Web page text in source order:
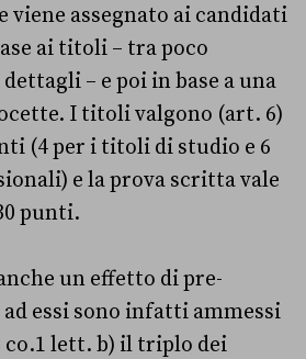
viene assegnato ai candidati
ai titoli – tra poco
– e poi in base a una
I titoli valgono (art. 6)
(4 per i titoli di studio e 6
e la prova scritta vale
punti.
un effetto di pre-
ad essi sono infatti ammessi
lett. b) il triplo dei